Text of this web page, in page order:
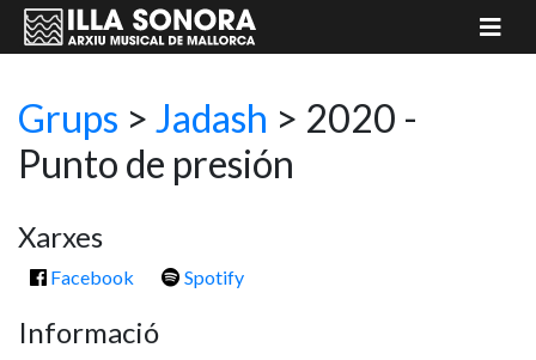
Grups > Jadash > 2020 -
Punto de presión
Xarxes
Facebook Spotify
Informació